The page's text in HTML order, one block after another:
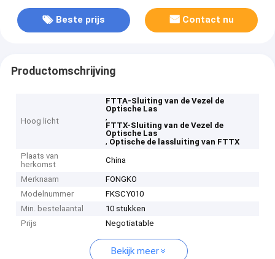
Beste prijs Contact nu
Productomschrijving
Hoog licht
FTTA-Sluiting van de Vezel de
Optische Las
,
FTTX-Sluiting van de Vezel de
Optische Las
, Optische de lassluiting van FTTX
Plaats van
herkomst
China
Merknaam
FONGKO
Modelnummer
FKSCY010
Min. bestelaantal
10 stukken
Prijs
Negotiatable
Bekijk meer